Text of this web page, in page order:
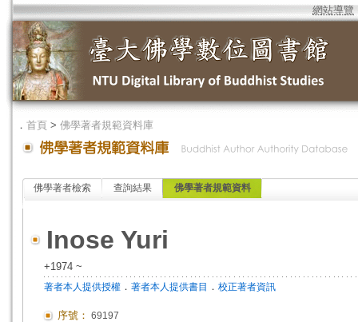
網站導覽
． 首頁 > 佛學著者規範資料庫
佛學著者檢索 查詢結果 佛學著者規範資料
Inose Yuri
+1974 ~
著者本人提供授權 ． 著者本人提供書目 ． 校正著者資訊
序號： 69197